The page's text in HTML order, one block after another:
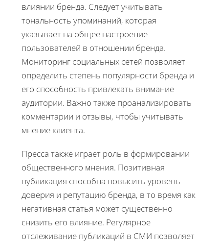
влиянии бренда. Следует учитывать
тональность упоминаний, которая
указывает на общее настроение
пользователей в отношении бренда.
Мониторинг социальных сетей позволяет
определить степень популярности бренда и
его способность привлекать внимание
аудитории. Важно также проанализировать
комментарии и отзывы, чтобы учитывать
мнение клиента.
Пресса также играет роль в формировании
общественного мнения. Позитивная
публикация способна повысить уровень
доверия и репутацию бренда, в то время как
негативная статья может существенно
снизить его влияние. Регулярное
отслеживание публикаций в СМИ позволяет